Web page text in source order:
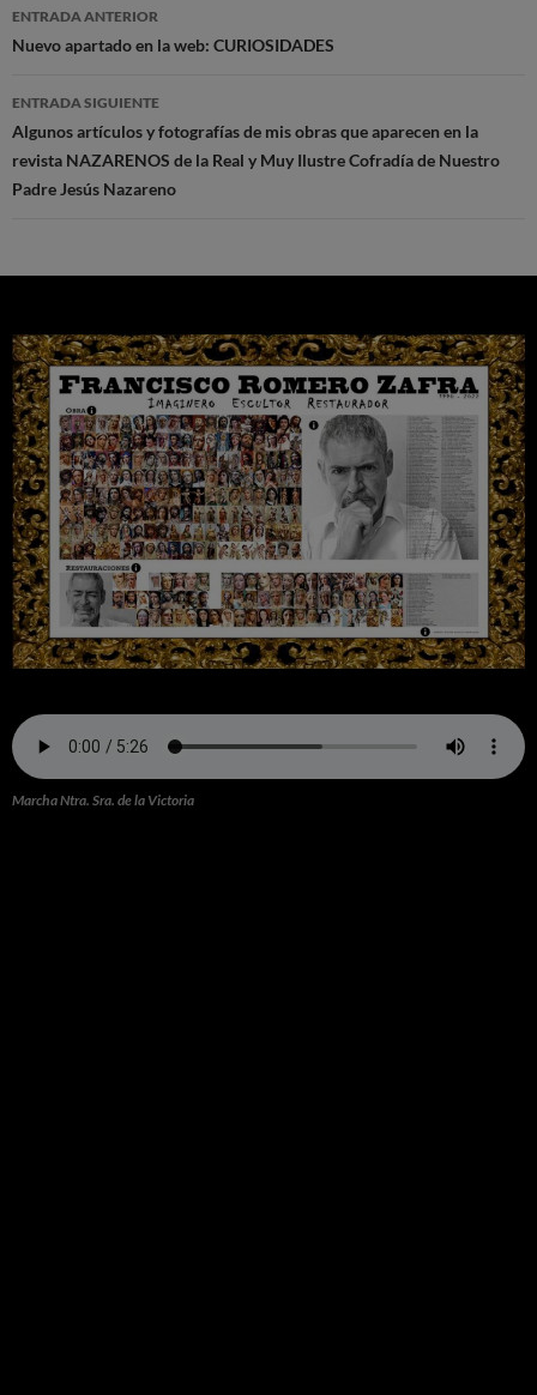
de
entradas
ENTRADA ANTERIOR
Nuevo apartado en la web: CURIOSIDADES
ENTRADA SIGUIENTE
Algunos artículos y fotografías de mis obras que aparecen en la
revista NAZARENOS de la Real y Muy Ilustre Cofradía de Nuestro
Padre Jesús Nazareno
Marcha Ntra. Sra. de la Victoria